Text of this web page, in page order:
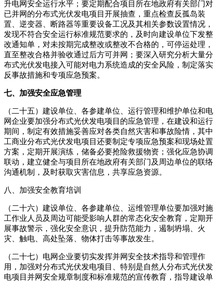
升电网安全运行水平；要定期配合项目所在地政府有关部门对
已并网的分布式光伏发电项目开展抽查，重点检查反孤岛装
置、逆变器、断路器等重要设备工况及其相关参数设置情况，
发现不符合安全运行标准规范要求的，及时向建设单位下发整
改通知单，对未按期完成整改或整改不合格的，可停运处理，
直至整改合格并验收通过后方可并网；要深入研究分析大量分
布式光伏发电接入可能对电力系统造成的安全风险，制定落实
反事故措施和专项应急预案。
七、加强安全应急管理
（二十五）建设单位、各参建单位、运行管理和维护单位和电
网企业要加强分布式光伏发电项目的应急管理，在建设和运行
期间，制定有效措施妥善应对各类自然灾害和事故险情，其中
工商业分布式光伏发电项目还要制定专项应急预案和现场处置
方案，定期开展演练，储备必要抢险救援物资；强化应急协调
联动，建立健全与项目所在地政府有关部门及周边单位的联络
沟通机制，及时获取灾害信息，共享应急资源。
八、加强安全教育培训
（二十六）建设单位、各参建单位、运维管理单位要加强对施
工作业人员及周边可能受影响人群的常态化安全教育，定期开
展事故警示，强化安全意识，提升防范能力，遏制坍塌、火
灾、触电、高处坠落、物体打击等事故发生。
（二十七）电网企业要切实发挥并网安全技术指导和管理作
用，加强对分布式光伏发电项目、特别是自然人分布式光伏发
电项目并网安全规章制度和标准规范的宣传教育，指导建设单